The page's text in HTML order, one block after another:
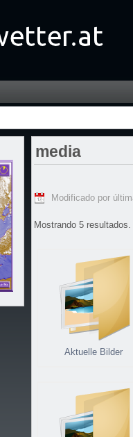
media
Modificado por
Mostrando 5 resultados.
Aktuelle Bilder